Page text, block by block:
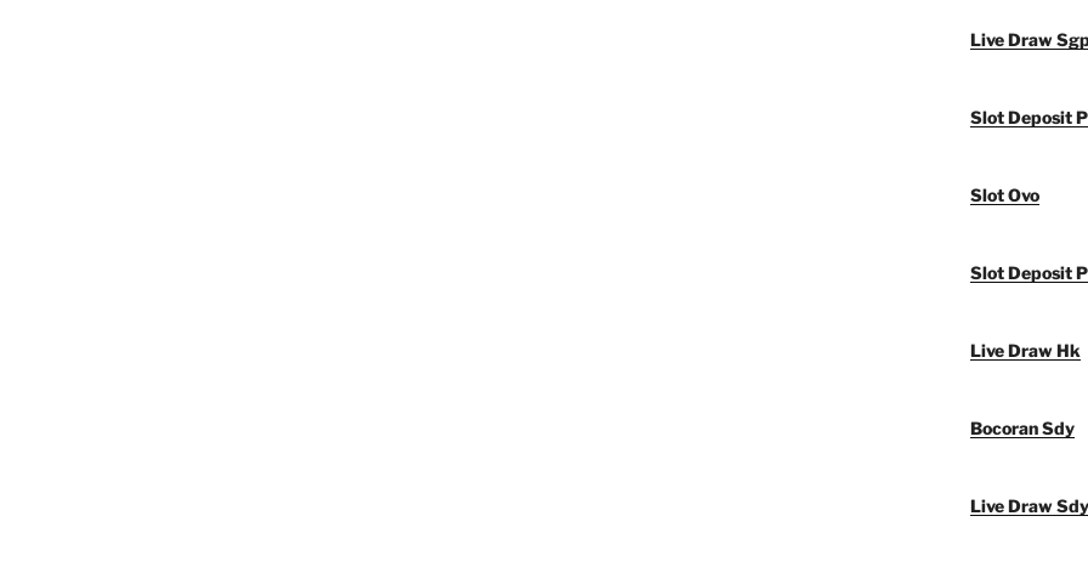
Live Draw
Slot Deposit
Slot Ovo
Slot Deposit
Live Draw Hk
Bocoran Sdy
Live Draw Sdy